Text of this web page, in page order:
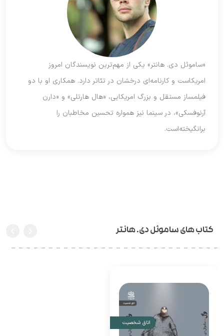
«ساموئل دی. هانتر» یکی از مهم‌ترین نویسندگان امروز
امریکاست و کارنامه‌ای درخشان در تئاتر دارد. همکاری او با دو
فیلمساز مستقل و بزرگ امریکایی، «هال هارتلی» و «دارن
آرنوفسکی»، در سینما نیز همواره تحسین مخاطبان را
برانگیخته‌است.
کتاب های ساموئل دی. هانتر
اتاق شخصیت